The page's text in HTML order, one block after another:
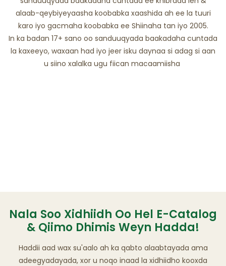
alaab-qeybiyeyaasha koobabka xaashida ah ee la tuuri
karo iyo gacmaha koobabka ee Shiinaha tan iyo 2005.
In ka badan 17+ sano oo sanduuqyada baakadaha cuntada
la kaxeeyo, waxaan had iyo jeer isku daynaa si adag si aan
u siino xalalka ugu fiican macaamiisha
Nala Soo Xidhiidh Oo Hel E-Catalog
& Qiimo Dhimis Weyn Hadda!
Haddii aad wax su'aalo ah ka qabto alaabtayada ama
adeegyadayada, xor u noqo inaad la xidhiidho kooxda